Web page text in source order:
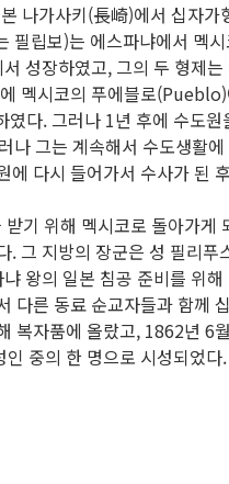
나가사키(長崎)에서 십자가
립보)는 에스파냐에서 멕
성장하였고, 그의 두 형제
멕시코의 푸에블로
다. 그러나 1년 후에 수도
나 그는 계속해서 수도생활
에 다시 들어가서 수사가 된
기 위해 멕시코로 돌아가게
그 지방의 장군은 성 필리푸
왕의 일본 침공 준비를 위
다른 동료 순교자들과 함께
복자품에 올랐고, 1862년 6
중의 한 명으로 시성되었다.